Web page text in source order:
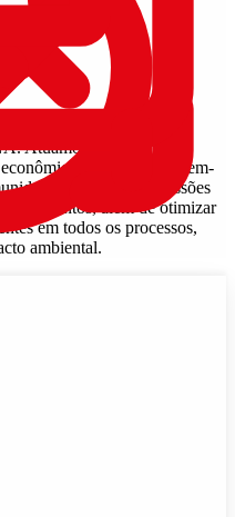
Atuamos com
promovendo bem-
Reduzimos emissões
além de otimizar
em todos os processos,
ambiental.